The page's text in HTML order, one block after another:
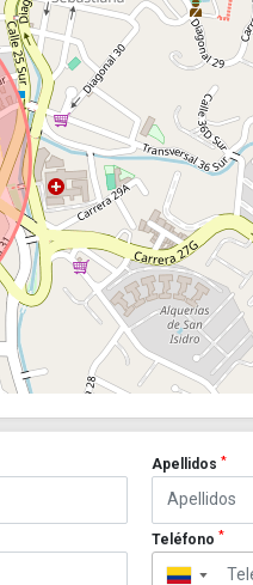
Apellidos *
Teléfono *
▼